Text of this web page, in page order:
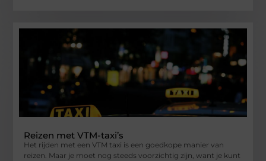
Reizen met VTM-taxi’s
Het rijden met een VTM taxi is een goedkope manier van
reizen. Maar je moet nog steeds voorzichtig zijn, want je kunt